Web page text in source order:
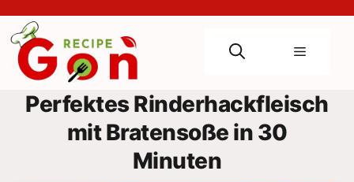
content
Menu
Perfektes Rinderhackfleisch
mit Bratensoße in 30
Minuten